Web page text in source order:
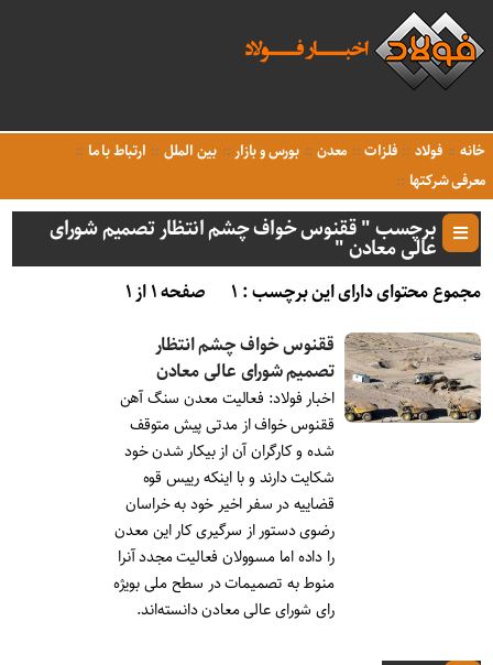
خانه فولاد فلزات معدن بورس و بازار بین الملل
ارتباط با ما
معرفی شرکتها
برچسب " ققنوس خواف چشم انتظار تصمیم شورای
عالی معادن "
مجموع محتوای دارای این برچسب : ۱
صفحه ۱ از ۱
ققنوس خواف چشم انتظار
تصمیم شورای عالی معادن
اخبار فولاد: فعالیت معدن سنگ آهن
ققنوس خواف از مدتی پیش متوقف
شده و کارگران آن از بیکار شدن خود
شکایت دارند و با اینکه رییس قوه
قضاییه در سفر اخیر خود به خراسان
رضوی دستور از سرگیری کار این معدن
را داده اما مسوولان فعالیت مجدد آنرا
منوط به تصمیمات در سطح ملی بویژه
رای شورای عالی معادن دانسته‌اند.